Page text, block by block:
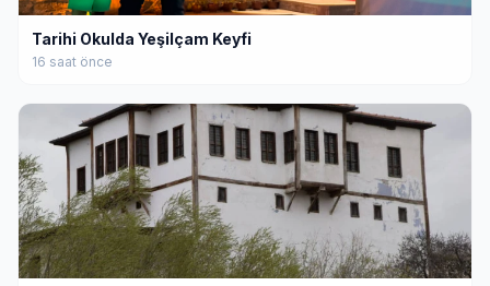
Tarihi Okulda Yeşilçam Keyfi
16 saat önce